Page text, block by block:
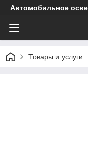
Автомобильное
Товары и услуги